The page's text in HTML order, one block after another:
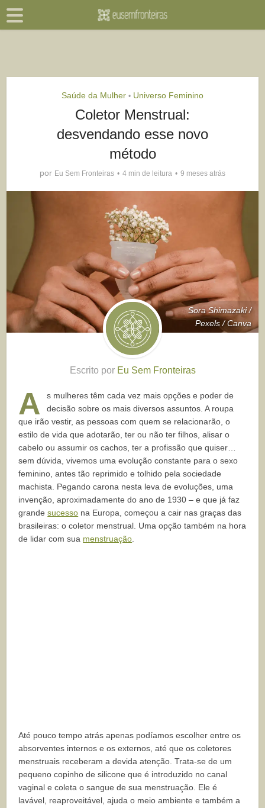
Saúde da Mulher • Universo Feminino
Coletor Menstrual:
desvendando esse novo
método
por Eu Sem Fronteiras 4 min de leitura 9 meses atrás
Sora Shimazaki /
Pexels / Canva
Escrito por Eu Sem Fronteiras
A s mulheres têm cada vez mais opções e poder de
decisão sobre os mais diversos assuntos. A roupa
que irão vestir, as pessoas com quem se relacionarão, o
estilo de vida que adotarão, ter ou não ter filhos, alisar o
cabelo ou assumir os cachos, ter a profissão que quiser…
sem dúvida, vivemos uma evolução constante para o sexo
feminino, antes tão reprimido e tolhido pela sociedade
machista. Pegando carona nesta leva de evoluções, uma
invenção, aproximadamente do ano de 1930 – e que já faz
grandesucesso na Europa, começou a cair nas graças das
brasileiras: o coletor menstrual. Uma opção também na hora
de lidar com sua menstruação.
Até pouco tempo atrás apenas podíamos escolher entre os
absorventes internos e os externos, até que os coletores
menstruais receberam a devida atenção. Trata-se de um
pequeno copinho de silicone que é introduzido no canal
vaginal e coleta o sangue de sua menstruação. Ele é
lavável, reaproveitável, ajuda o meio ambiente e também a